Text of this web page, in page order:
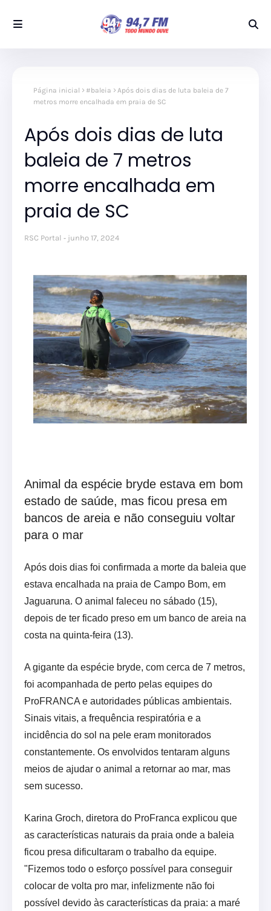
Página inicial #baleia
Após dois dias de luta baleia de 7
metros morre encalhada em praia de SC
Após dois dias de luta
baleia de 7 metros
morre encalhada em
praia de SC
RSC Portal junho 17, 2024
Animal da espécie bryde estava em bom
estado de saúde, mas ficou presa em
bancos de areia e não conseguiu voltar
para o mar
Após dois dias foi confirmada a morte da baleia que
estava encalhada na praia de Campo Bom, em
Jaguaruna. O animal faleceu no sábado (15),
depois de ter ficado preso em um banco de areia na
costa na quinta-feira (13).
A gigante da espécie bryde, com cerca de 7 metros,
foi acompanhada de perto pelas equipes do
ProFRANCA e autoridades públicas ambientais.
Sinais vitais, a frequência respiratória e a
incidência do sol na pele eram monitorados
constantemente. Os envolvidos tentaram alguns
meios de ajudar o animal a retornar ao mar, mas
sem sucesso.
Karina Groch, diretora do ProFranca explicou que
as características naturais da praia onde a baleia
ficou presa dificultaram o trabalho da equipe.
"Fizemos todo o esforço possível para conseguir
colocar de volta pro mar, infelizmente não foi
possível devido às características da praia: a maré